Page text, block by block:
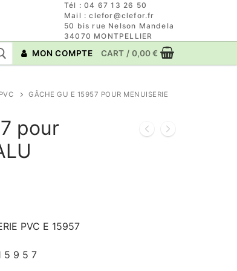
Tél : 04 67 13 26 50
Mail : clefor@clefor.fr
50 bis rue Nelson Mandela
34070 MONTPELLIER
MON COMPTE CART / 0,00€
GÂCHE GU E 15957 POUR MENUISERIE
pour
PVC E 15957
5 9 5 7